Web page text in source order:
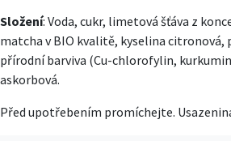
Složení: Voda, cukr, limetová šťáva z
matcha v BIO kvalitě, kyselina citronová,
přírodní barviva (Cu-chlorofylin,
askorbová.
Před upotřebením promíchejte.